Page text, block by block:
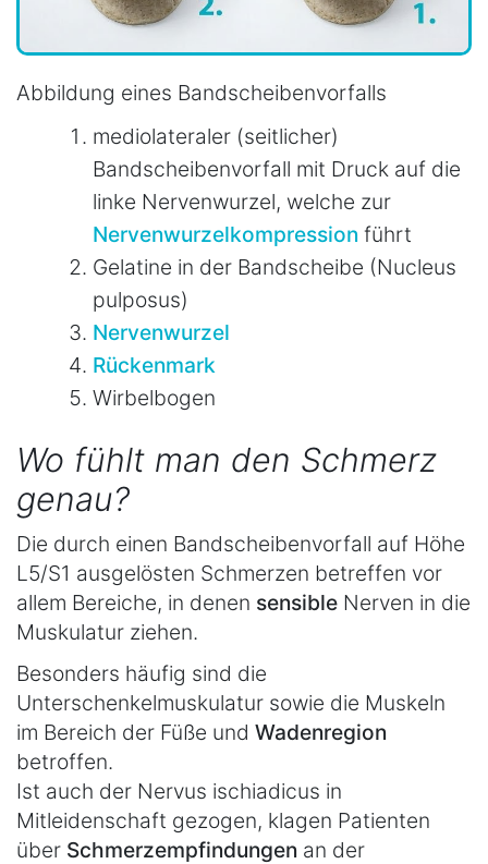
Abbildung eines Bandscheibenvorfalls
mediolateraler (seitlicher)
Bandscheibenvorfall mit Druck auf die
linke Nervenwurzel, welche zur
Nervenwurzelkompression führt
Gelatine in der Bandscheibe (Nucleus
pulposus)
Nervenwurzel
Rückenmark
Wirbelbogen
Wo fühlt man den Schmerz
genau?
Die durch einen Bandscheibenvorfall auf Höhe
L5/S1 ausgelösten Schmerzen betreffen vor
allem Bereiche, in denen sensible Nerven in die
Muskulatur ziehen.
Besonders häufig sind die
Unterschenkelmuskulatur sowie die Muskeln
im Bereich der Füße und Wadenregion
betroffen.
Ist auch der Nervus ischiadicus in
Mitleidenschaft gezogen, klagen Patienten
über Schmerzempfindungen an der